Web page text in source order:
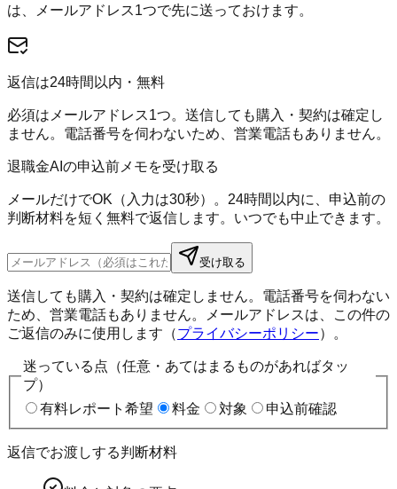
は、メールアドレス1つで先に送っておけます。
返信は24時間以内・無料
必須はメールアドレス1つ。送信しても購入・契約は確定し
ません。電話番号を伺わないため、営業電話もありません。
退職金AIの申込前メモを受け取る
メールだけでOK（入力は30秒）。24時間以内に、申込前の
判断材料を短く無料で返信します。いつでも中止できます。
受け取る
送信しても購入・契約は確定しません。電話番号を伺わない
ため、営業電話もありません。メールアドレスは、この件の
ご返信のみに使用します（プライバシーポリシー）。
迷っている点（任意・あてはまるものがあればタッ
プ）
有料レポート希望
料金 対象 申込前確認
返信でお渡しする判断材料